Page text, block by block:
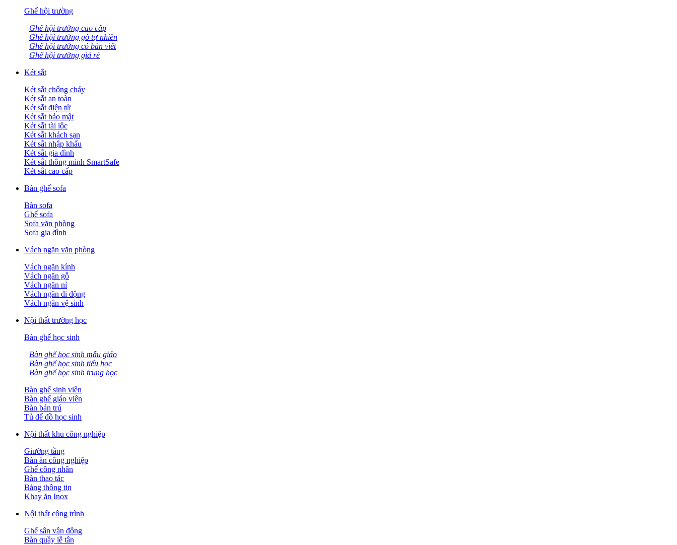
Ghế hội trường
Ghế hội trường cao cấp
Ghế hội trường gỗ tự nhiên
Ghế hội trường có bàn viết
Ghế hội trường giá rẻ
Két sắt
Két sắt chống cháy
Két sắt an toàn
Két sắt điện tử
Két sắt bảo mật
Két sắt tài lộc
Két sắt khách sạn
Két sắt nhập khẩu
Két sắt gia đình
Két sắt thông minh SmartSafe
Két sắt cao cấp
Bàn ghế sofa
Bàn sofa
Ghế sofa
Sofa văn phòng
Sofa gia đình
Vách ngăn văn phòng
Vách ngăn kính
Vách ngăn gỗ
Vách ngăn nỉ
Vách ngăn di động
Vách ngăn vệ sinh
Nội thất trường học
Bàn ghế học sinh
Bàn ghế học sinh mẫu giáo
Bàn ghế học sinh tiểu học
Bàn ghế học sinh trung học
Bàn ghế sinh viên
Bàn ghế giáo viên
Bàn bán trú
Tủ để đồ học sinh
Nội thất khu công nghiệp
Giường tầng
Bàn ăn công nghiệp
Ghế công nhân
Bàn thao tác
Bảng thông tin
Khay ăn Inox
Nội thất công trình
Ghế sân vận động
Bàn quầy lễ tân